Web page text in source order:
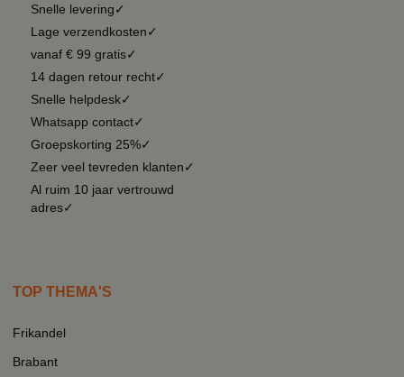
Snelle levering✓
Lage verzendkosten✓
vanaf € 99 gratis✓
14 dagen retour recht✓
Snelle helpdesk✓
Whatsapp contact✓
Groepskorting 25%✓
Zeer veel tevreden klanten✓
Al ruim 10 jaar vertrouwd
adres✓
TOP THEMA'S
Frikandel
Brabant